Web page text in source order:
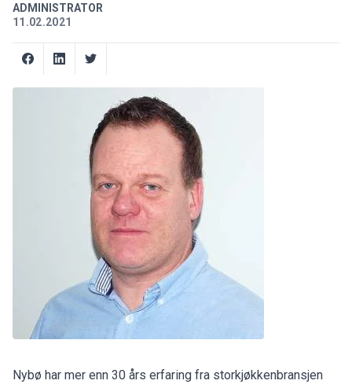
ADMINISTRATOR
11.02.2021
Nybø har mer enn 30 års erfaring fra storkjøkkenbransjen